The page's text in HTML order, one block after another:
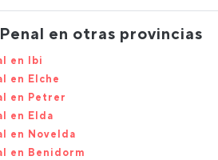
en otras provincias
en Ibi
en Elche
en Petrer
en Elda
en Novelda
en Benidorm